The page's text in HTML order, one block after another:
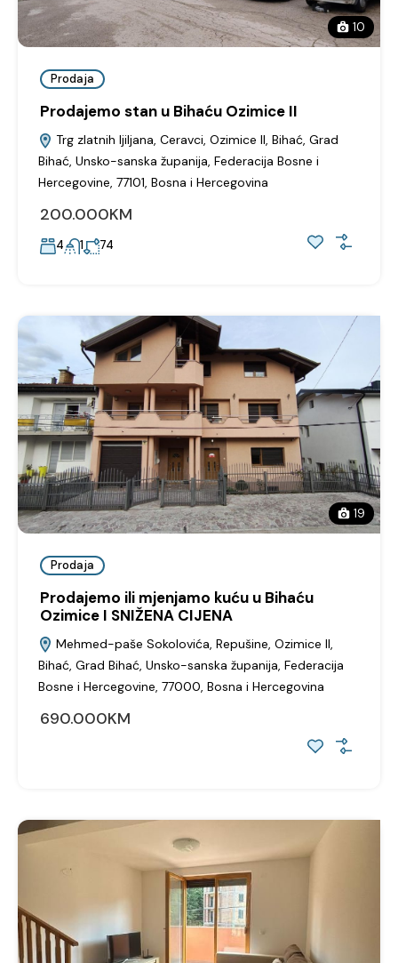
10
Prodaja
Prodajemo stan u Bihaću Ozimice II
Trg zlatnih ljiljana, Ceravci, Ozimice II, Bihać, Grad
Bihać, Unsko-sanska županija, Federacija Bosne i
Hercegovine, 77101, Bosna i Hercegovina
200.000KM
4 1 74
19
Prodaja
Prodajemo ili mjenjamo kuću u Bihaću
Ozimice I SNIŽENA CIJENA
Mehmed-paše Sokolovića, Repušine, Ozimice II,
Bihać, Grad Bihać, Unsko-sanska županija, Federacija
Bosne i Hercegovine, 77000, Bosna i Hercegovina
690.000KM